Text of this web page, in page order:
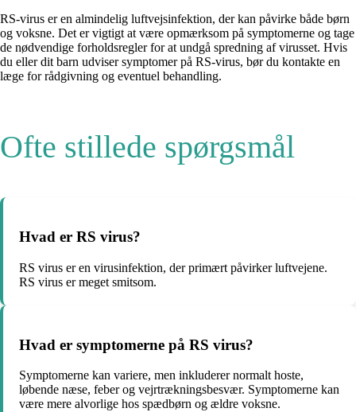
RS-virus er en almindelig luftvejsinfektion, der kan påvirke både børn
og voksne. Det er vigtigt at være opmærksom på symptomerne og tage
de nødvendige forholdsregler for at undgå spredning af virusset. Hvis
du eller dit barn udviser symptomer på RS-virus, bør du kontakte en
læge for rådgivning og eventuel behandling.
Ofte stillede spørgsmål
Hvad er RS virus?
RS virus er en virusinfektion, der primært påvirker luftvejene.
RS virus er meget smitsom.
Hvad er symptomerne på RS virus?
Symptomerne kan variere, men inkluderer normalt hoste,
løbende næse, feber og vejrtrækningsbesvær. Symptomerne kan
være mere alvorlige hos spædbørn og ældre voksne.